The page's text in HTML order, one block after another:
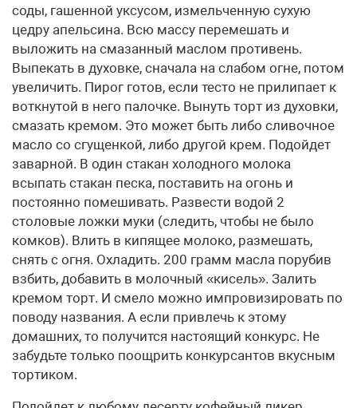
соды, гашенной уксусом, измельченную сухую
цедру апельсина. Всю массу перемешать и
выложить на смазанный маслом противень.
Выпекать в духовке, сначала на слабом огне, потом
увеличить. Пирог готов, если тесто не прилипает к
воткнутой в него палочке. Вынуть торт из духовки,
смазать кремом. Это может быть либо сливочное
масло со сгущенкой, либо другой крем. Подойдет
заварной. В один стакан холодного молока
всыпать стакан песка, поставить на огонь и
постоянно помешивать. Развести водой 2
столовые ложки муки (следить, чтобы не было
комков). Влить в кипящее молоко, размешать,
снять с огня. Охладить. 200 грамм масла порубив
взбить, добавить в молочный «кисель». Залить
кремом торт. И смело можно импровизировать по
поводу названия. А если привлечь к этому
домашних, то получится настоящий конкурс. Не
забудьте только поощрить конкурсантов вкусным
тортиком.